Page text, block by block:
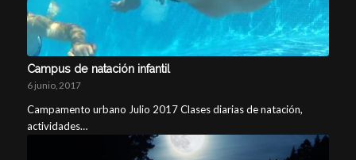
Campus de natación infantil
6 junio, 2017
Campamento urbano Julio 2017 Clases diarias de natación,
actividades…